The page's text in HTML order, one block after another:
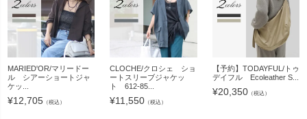
MARIED'OR/マリードー
ル シアーショートジャ
ケッ...
¥12,705 （税込）
CLOCHE/クロシェ ショ
ートスリーブジャケッ
ト 612-85...
¥11,550 （税込）
【予約】TODAYFUL/トゥ
デイフル Ecoleather S...
¥20,350（税込）